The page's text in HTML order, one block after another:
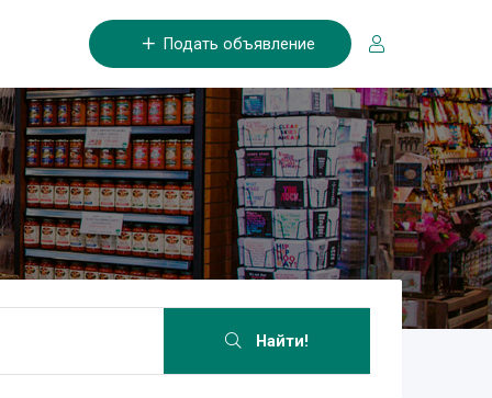
Подать объявление
Найти!